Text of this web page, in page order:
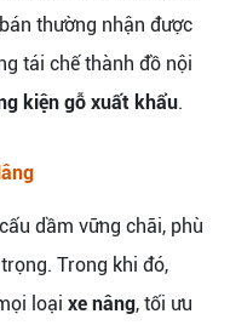
thường nhận được
tái chế thành đồ nội
kiện gỗ xuất khẩu.
dầm vững chãi, phù
Trong khi đó,
loại xe nâng, tối ưu